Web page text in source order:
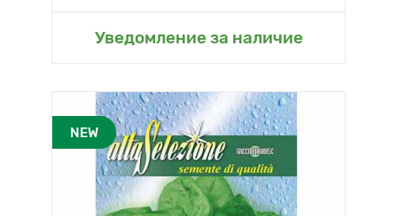
Уведомление за наличие
NEW